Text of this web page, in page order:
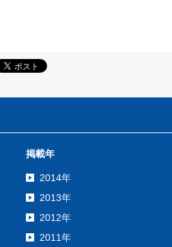
掲載年
2014年
2013年
2012年
2011年